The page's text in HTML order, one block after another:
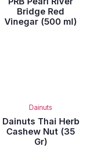
Bridge Red
Vinegar (500 ml)
Dainuts
Dainuts Thai Herb
Cashew Nut (35
Gr)